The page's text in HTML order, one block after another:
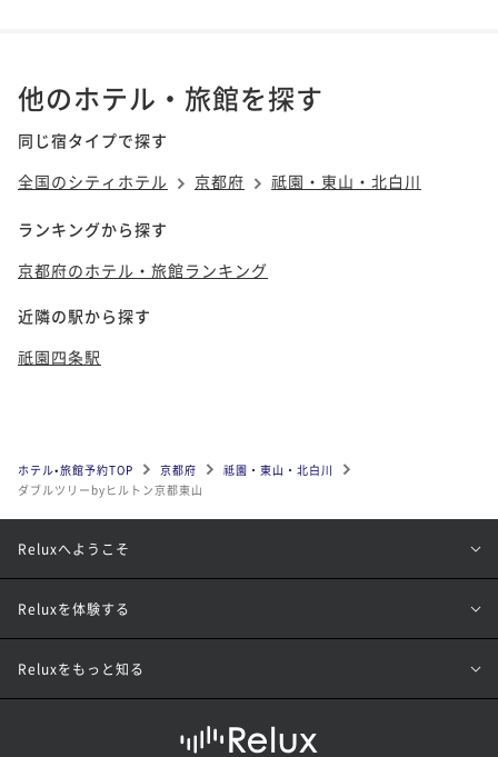
他のホテル・旅館を探す
同じ宿タイプで探す
全国のシティホテル
京都府 祗園・東山・北白川
ランキングから探す
京都府のホテル・旅館ランキング
近隣の駅から探す
祇園四条駅
ホテル•旅館予約TOP 京都府
祗園・東山・北白川
ダブルツリーbyヒルトン京都東山
Reluxへようこそ
Reluxを体験する
Reluxをもっと知る